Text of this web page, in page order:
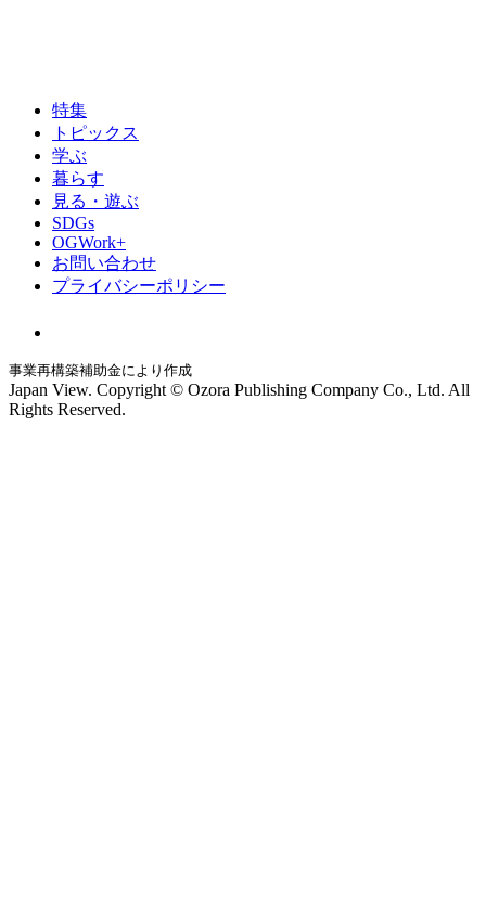
特集
トピックス
学ぶ
暮らす
見る・遊ぶ
SDGs
OGWork+
お問い合わせ
プライバシーポリシー
事業再構築補助金により作成
Japan View. Copyright © Ozora Publishing Company Co., Ltd. All
Rights Reserved.